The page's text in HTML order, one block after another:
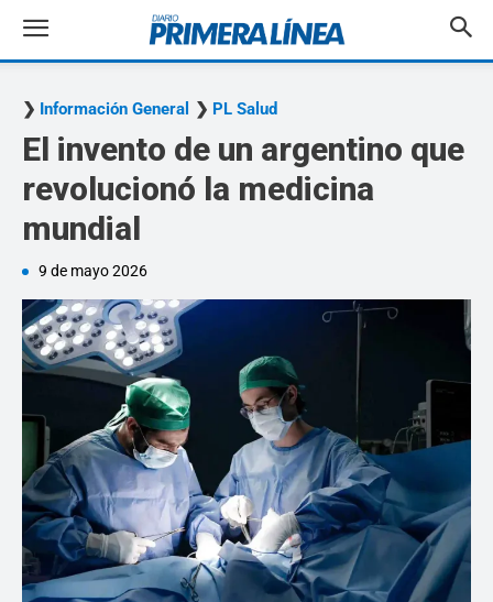
Información General PL Salud
El invento de un argentino que
revolucionó la medicina
mundial
9 de mayo 2026